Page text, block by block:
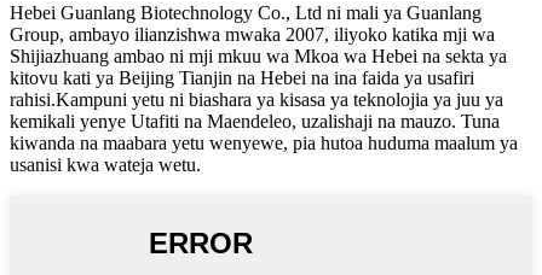
Hebei Guanlang Biotechnology Co., Ltd ni mali ya Guanlang
Group, ambayo ilianzishwa mwaka 2007, iliyoko katika mji wa
Shijiazhuang ambao ni mji mkuu wa Mkoa wa Hebei na sekta ya
kitovu kati ya Beijing Tianjin na Hebei na ina faida ya usafiri
rahisi.Kampuni yetu ni biashara ya kisasa ya teknolojia ya juu ya
kemikali yenye Utafiti na Maendeleo, uzalishaji na mauzo. Tuna
kiwanda na maabara yetu wenyewe, pia hutoa huduma maalum ya
usanisi kwa wateja wetu.